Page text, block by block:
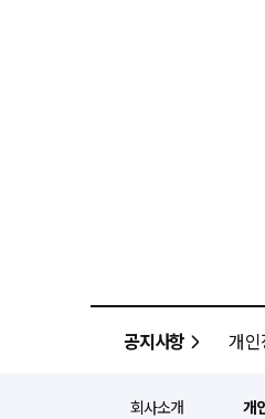
공지사항 개
회사소개 개